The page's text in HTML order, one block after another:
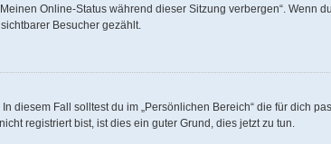
Online-Status während dieser Sitzung verbergen“. Wenn
Besucher gezählt.
diesem Fall solltest du im „Persönlichen Bereich“ die für dich
registriert bist, ist dies ein guter Grund, dies jetzt zu tun.